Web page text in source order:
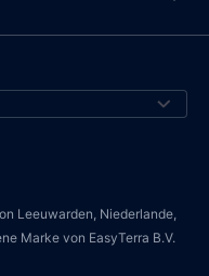
Leeuwarden, Niederlande,
Marke von EasyTerra B.V.